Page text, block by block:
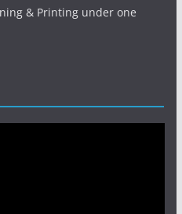
& Printing under one